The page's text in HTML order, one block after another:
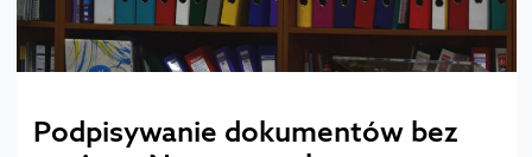
Podpisywanie dokumentów bez